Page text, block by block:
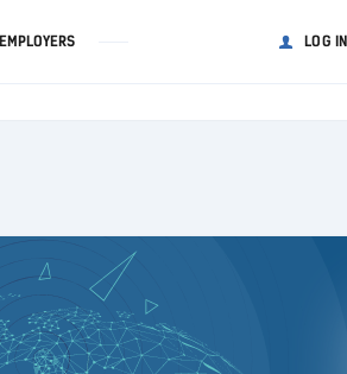
EMPLOYERS LOG IN